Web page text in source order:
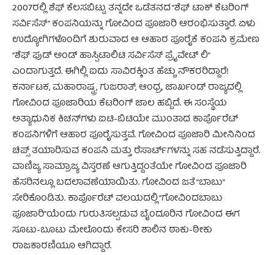
2007ರಲ್ಲಿ ಶೆಫ್ ಕೆಲಸಬಿಟ್ಟು ತನ್ನದೇ ಒಡೆತನದ “ಶೆಫ್ ಟಾಕ್ ಕೆಟರಿಂಗ್
ಸರ್ವಿಸೆಸ್” ಕಂಪನಿಯನ್ನು ಗೋವಿಂದ ಪೂಜಾರಿ ಆರಂಭಿಸುತ್ತಾರೆ. ಏಳು
ಉದ್ಯೋಗಿಗಳೊಂದಿಗೆ ಶುರುವಾದ ಆ ಆಹಾರ ಪೂರೈಕೆ ಕಂಪನಿ ಕ್ರಮೇಣ
“ಶೆಫ್ ಫುಡ್ ಅಂಡ್ ಹಾಸ್ಪಿಟಾಲಿಟಿ ಸರ್ವಿಸೆಸ್ ಪ್ರೈವೇಟ್ ಲಿ”
ಎಂದಾಗುತ್ತದೆ. ಈಗಿಲ್ಲಿ ಐದು ಸಾವಿರಕ್ಕಿಂತ ಹೆಚ್ಚು ನೌಕರರಿದ್ದಾರೆ!
ಕರ್ನಾಟಕ, ಮಹಾರಾಷ್ಟ್ರ, ಗುಜರಾತ್, ಆಂಧ್ರ, ಜಾರ್ಖಂಡ್ ರಾಜ್ಯದಲ್ಲಿ
ಗೋವಿಂದ ಪೂಜಾರಿಯ ಕೆಟರಿಂಗ್ ಜಾಲ ಹಬ್ಬಿದೆ. ಈ ಸಂಸ್ಥೆಯ
ಅತ್ಯಾಧುನಿಕ ಕಿಚನ್‌ಗಳು ಐಟಿ-ಬಿಟಿಯೇ ಮುಂತಾದ ಕಾರ್ಪೊರೆಟ್
ಕಂಪನಿಗಳಿಗೆ ಆಹಾರ ಪೂರೈಸುತ್ತವೆ. ಗೋವಿಂದ ಪೂಜಾರಿ ಮೀನಿನಿಂದ
ಚಿಪ್ಸ್ ತಯಾರಿಸುವ ಕಂಪನಿ ಮತ್ತು ರೆಸಾರ್ಟ್‌ಗಳನ್ನು ಸಹ ನಡೆಸುತ್ತಿದ್ದಾರೆ.
ವಾಣಿಜ್ಯ ಸಾಮ್ರಾಜ್ಯ ವಿಸ್ತರಣೆ ಆಗುತ್ತಿದ್ದಂತೆಯೇ ಗೋವಿಂದ ಪೂಜಾರಿ
ಹೆಸರಿನಲ್ಲೂ ಬದಲಾವಣೆಯಾಯಿತು. ಗೋವಿಂದ ಜತೆ “ಬಾಬು”
ಸೇರಿಕೊಂಡಿತು. ಕಾರ್ಪೊರೆಟ್ ವಲಯದಲ್ಲಿ “ಗೋವಿಂದಬಾಬು
ಪೂಜಾರಿ”ಯೆಂದು ಗುರುತಿಸಲ್ಪಡುವ ಬೈಂದೂರಿನ ಗೋವಿಂದ ಈಗ
ಸೂಟು-ಬೂಟು ಮೇಲೊಂದು ಕೇಸರಿ ಶಾಲಿನ ಠಾಕು-ಠೀಕು
ರಾಜಕಾರಣಿಯೂ ಆಗಿದ್ದಾರೆ.